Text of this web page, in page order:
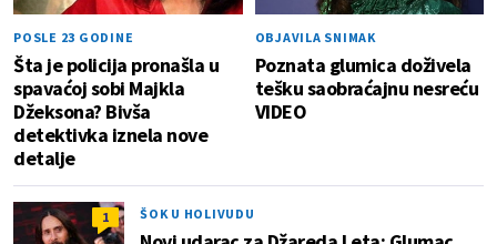
POSLE 23 GODINE
Šta je policija pronašla u
spavaćoj sobi Majkla
Džeksona? Bivša
detektivka iznela nove
detalje
OBJAVILA SNIMAK
Poznata glumica doživela
tešku saobraćajnu nesreću
VIDEO
1 ŠOK U HOLIVUDU